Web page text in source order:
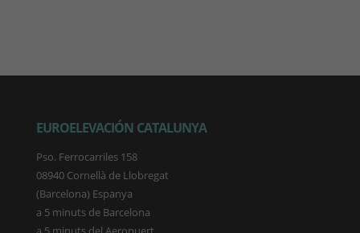
EUROELEVACIÓN CATALUNYA
Pso. Ferrocarriles 158
08940 Cornellà de Llobregat
(Barcelona) Espanya
a 5 minuts de Barcelona